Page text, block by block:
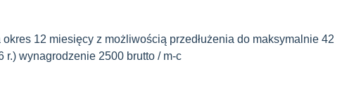
12 miesięcy z możliwością przedłużenia do maksymalnie 42
r.) wynagrodzenie 2500 brutto / m-c